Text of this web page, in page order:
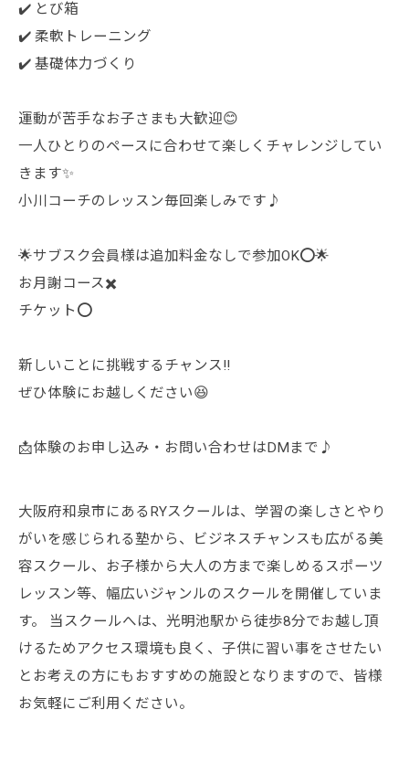
✔️ とび箱
✔️ 柔軟トレーニング
✔️ 基礎体力づくり
運動が苦手なお子さまも大歓迎😊
一人ひとりのペースに合わせて楽しくチャレンジしてい
きます✨
小川コーチのレッスン毎回楽しみです♪
🌟サブスク会員様は追加料金なしで参加OK⭕️🌟
お月謝コース✖️
チケット⭕️
新しいことに挑戦するチャンス‼️
ぜひ体験にお越しください😆
📩体験のお申し込み・お問い合わせはDMまで♪
大阪府和泉市にあるRYスクールは、学習の楽しさとやり
がいを感じられる塾から、ビジネスチャンスも広がる美
容スクール、お子様から大人の方まで楽しめるスポーツ
レッスン等、幅広いジャンルのスクールを開催していま
す。 当スクールへは、光明池駅から徒歩8分でお越し頂
けるためアクセス環境も良く、子供に習い事をさせたい
とお考えの方にもおすすめの施設となりますので、皆様
お気軽にご利用ください。